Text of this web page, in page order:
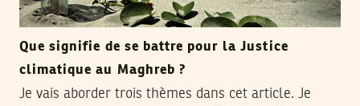
Que signifie de se battre pour la Justice
climatique au Maghreb ?
Je vais aborder trois thèmes dans cet article. Je